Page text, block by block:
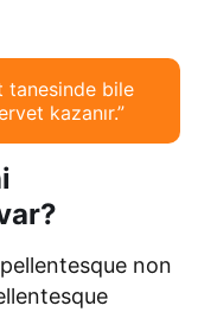
tanesinde bile
kazanır.”
non